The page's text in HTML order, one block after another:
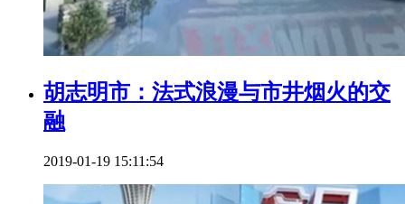
胡志明市：法式浪漫与市井烟火的交
融
2019-01-19 15:11:54